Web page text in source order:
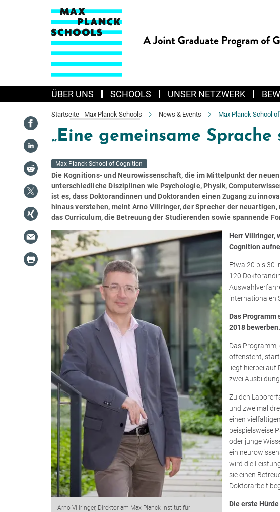
ÜBER UNS SCHOOLS UNSER NETZWERK
Startseite - Max Planck Schools News & Events Max Planck School
„Eine gemeinsame Sprache
Max Planck School of Cognition
Die Kognitions- und Neurowissenschaft, die im Mittelpunkt der
unterschiedliche Disziplinen wie Psychologie, Physik,
ist es, dass Doktorandinnen und Doktoranden einen Zugang zu
hinaus verstehen, meint Arno Villringer, der Sprecher der
das Curriculum, die Betreuung der Studierenden sowie spannende
Arno Villringer, Direktor am Max-Planck-Institut für
Herr Villringer,
Cognition
Etwa 20 bis 30
120
internationalen
Das Programm
2018
Das
offensteht,
liegt hierbei auf
zwei
Zu den
und zweimal
einen
beispielsweise
oder junge
ein
wird die
sie einen
Doktorarbeit
Die erste